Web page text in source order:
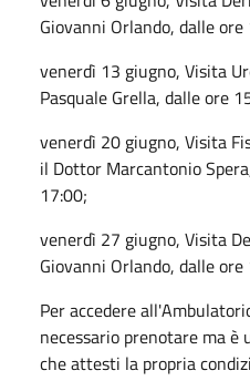
Giovanni Orlando, dalle
venerdì 13 giugno, Visita
Pasquale Grella, dalle ore
venerdì 20 giugno, Visita
il Dottor Marcantonio
17:00;
venerdì 27 giugno, Visita
Giovanni Orlando, dalle
Per accedere all'
necessario prenotare ma
che attesti la propria